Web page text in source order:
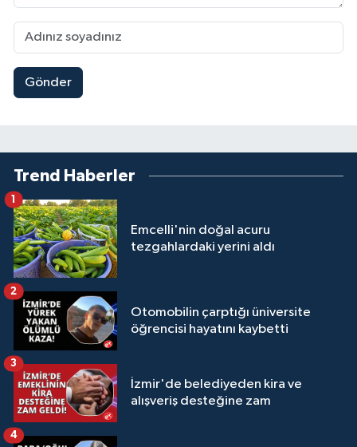
Gönder
Trend Haberler
Emcelli'nin doğal acuru
tezgahlardaki yerini aldı
1
Otomobilin çarptığı üniversite
öğrencisi hayatını kaybetti
2
İzmir'de belediyeden kira ve
alışveriş desteğine zam
3
4